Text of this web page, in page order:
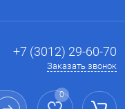
+7 (3012) 29-60-70
Заказать звонок
0